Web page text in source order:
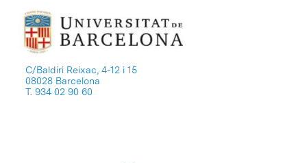
C/Baldiri Reixac, 4-12 i 15
08028 Barcelona
T. 934 02 90 60